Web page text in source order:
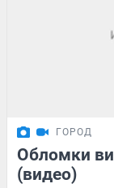
ГОРОД
Обломки
(видео)